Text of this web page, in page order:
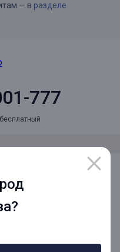
— в разделе
777
сетях